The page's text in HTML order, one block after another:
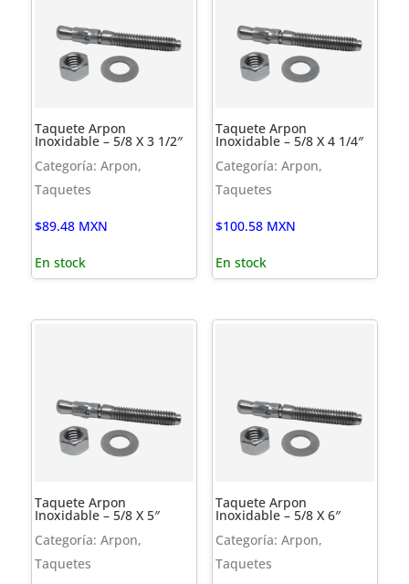
Taquete Arpon
Inoxidable – 5/8 X 3 1/2″
Categoría: Arpon,
Taquetes
$89.48 MXN
En stock
Taquete Arpon
Inoxidable – 5/8 X 4 1/4″
Categoría: Arpon,
Taquetes
$100.58 MXN
En stock
Taquete Arpon
Inoxidable – 5/8 X 5″
Categoría: Arpon,
Taquetes
Taquete Arpon
Inoxidable – 5/8 X 6″
Categoría: Arpon,
Taquetes